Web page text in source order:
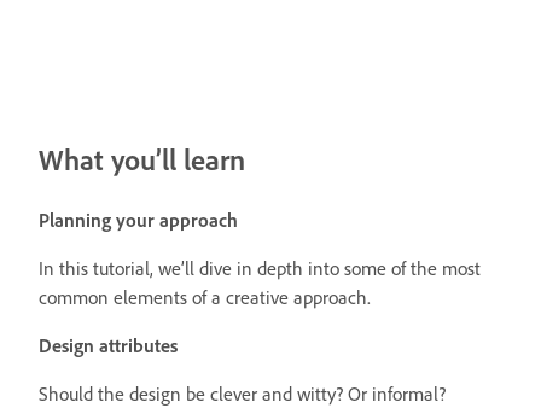
What you’ll learn
Planning your approach
In this tutorial, we’ll dive in depth into some of the most
common elements of a creative approach.
Design attributes
Should the design be clever and witty? Or informal?